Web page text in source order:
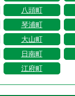
八頭町
琴浦町
大山町
日南町
江府町